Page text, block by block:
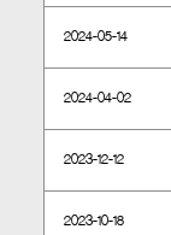
2024-05-14
2024-04-02
2023-12-12
2023-10-18